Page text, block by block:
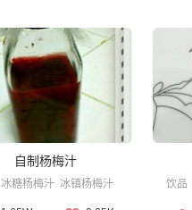
自制杨梅汁
冰糖杨梅汁 冰镇杨梅汁 饮品